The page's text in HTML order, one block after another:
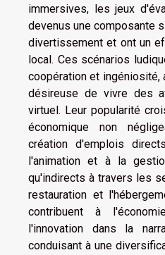
immersives, les jeux
devenus une composante
divertissement et ont un
local. Ces scénarios
coopération et ingéniosité,
désireuse de vivre des
virtuel. Leur popularité
économique non
création d'emplois
l'animation et à la
qu'indirects à travers les
restauration et
contribuent à
l'innovation dans la
conduisant à une